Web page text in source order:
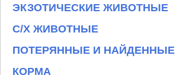
ЭКЗОТИЧЕСКИЕ ЖИВОТНЫЕ
С/Х ЖИВОТНЫЕ
ПОТЕРЯННЫЕ И НАЙДЕННЫЕ
КОРМА